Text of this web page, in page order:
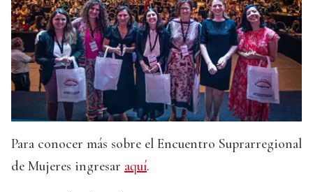
Para conocer más sobre el Encuentro Suprarregional
de Mujeres ingresar aquí.